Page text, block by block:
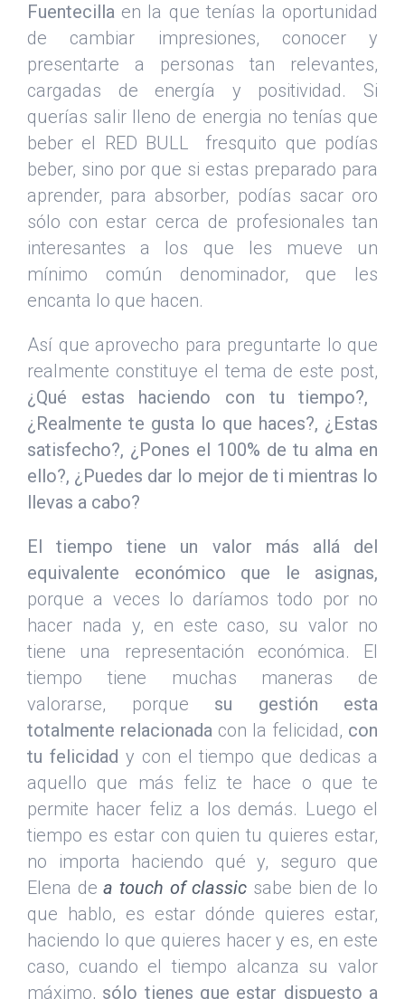
Fuentecilla en la que tenías la oportunidad
de cambiar impresiones, conocer y
presentarte a personas tan relevantes,
cargadas de energía y positividad. Si
querías salir lleno de energia no tenías que
beber el RED BULL fresquito que podías
beber, sino por que si estas preparado para
aprender, para absorber, podías sacar oro
sólo con estar cerca de profesionales tan
interesantes a los que les mueve un
mínimo común denominador, que les
encanta lo que hacen.
Así que aprovecho para preguntarte lo que
realmente constituye el tema de este post,
¿Qué estas haciendo con tu tiempo?,
¿Realmente te gusta lo que haces?, ¿Estas
satisfecho?, ¿Pones el 100% de tu alma en
ello?, ¿Puedes dar lo mejor de ti mientras lo
llevas a cabo?
El tiempo tiene un valor más allá del
equivalente económico que le asignas,
porque a veces lo daríamos todo por no
hacer nada y, en este caso, su valor no
tiene una representación económica. El
tiempo tiene muchas maneras de
valorarse, porque su gestión esta
totalmente relacionada con la felicidad, con
tu felicidad y con el tiempo que dedicas a
aquello que más feliz te hace o que te
permite hacer feliz a los demás. Luego el
tiempo es estar con quien tu quieres estar,
no importa haciendo qué y, seguro que
Elena dea touch of classic sabe bien de lo
que hablo, es estar dónde quieres estar,
haciendo lo que quieres hacer y es, en este
caso, cuando el tiempo alcanza su valor
máximo, sólo tienes que estar dispuesto a